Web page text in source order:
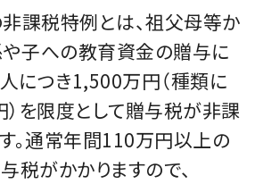
課税特例とは、祖⽗⺟等か
⼦への教育資⾦の贈与に
につき1,500万円（種類に
を限度として贈与税が非課
。通常年間110万円以上の
税がかかりますので、